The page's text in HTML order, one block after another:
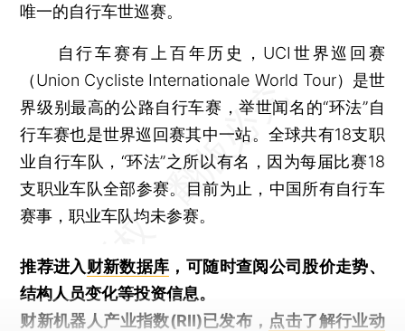
唯一的自行车世巡赛。
自行车赛有上百年历史，UCI世界巡回赛
（Union Cycliste Internationale World Tour）是世
界级别最高的公路自行车赛，举世闻名的“环法”自
行车赛也是世界巡回赛其中一站。全球共有18支职
业自行车队，“环法”之所以有名，因为每届比赛18
支职业车队全部参赛。目前为止，中国所有自行车
赛事，职业车队均未参赛。
推荐进入财新数据库 ，可随时查阅公司股价走势、
结构人员变化等投资信息。
财新机器人产业指数(RII)已发布， 点击了解行业动